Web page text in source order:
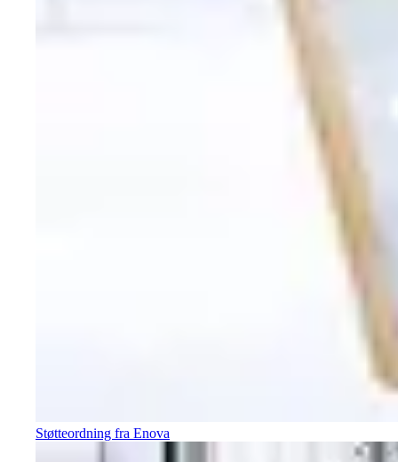
Støtteordning fra Enova